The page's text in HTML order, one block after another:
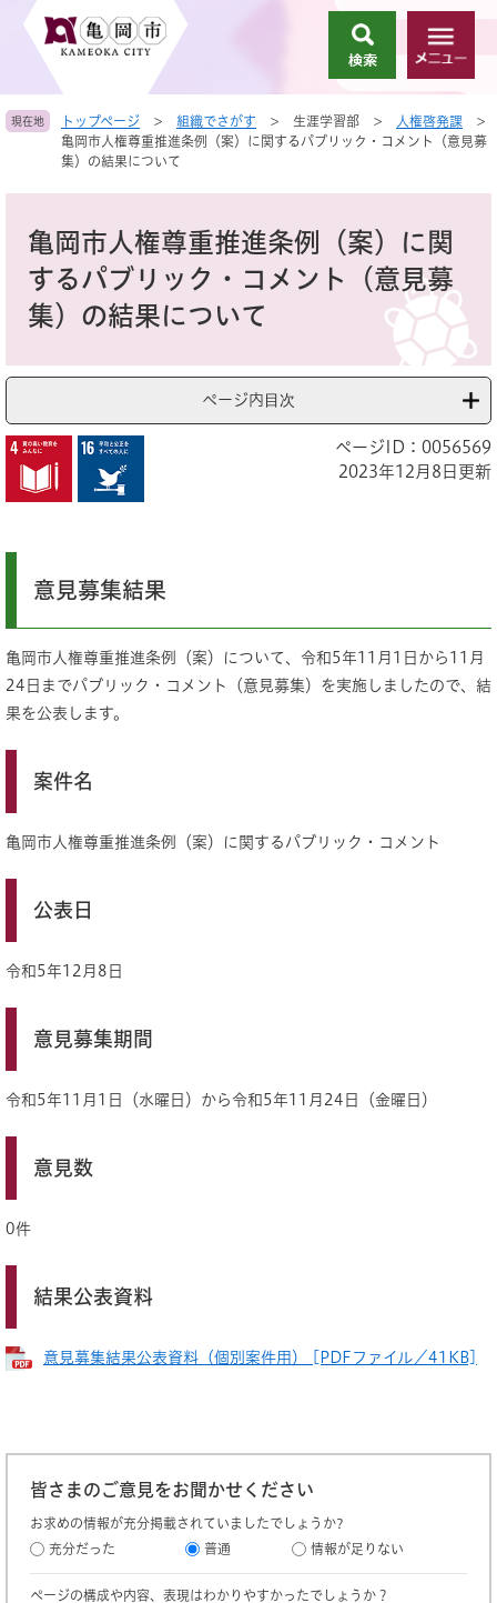
頭
。
飛
て
索
メ
ニ
ー
現在地 トップページ > 組織でさがす > 生涯学習部 > 人権啓発課
>
亀岡市人権尊重推進条例（案）に関するパブリック・コメント（意見募
集）の結果について
亀岡市人権尊重推進条例（案）に関
するパブリック・コメント（意見募
集）の結果について
ページ内目次
ページID：0056569
2023年12月8日更新
意見募集結果
亀岡市人権尊重推進条例（案）について、令和5年11月1日から11月
24日までパブリック・コメント（意見募集）を実施しましたので、結
果を公表します。
案件名
亀岡市人権尊重推進条例（案）に関するパブリック・コメント
公表日
令和5年12月8日
意見募集期間
令和5年11月1日（水曜日）から令和5年11月24日（金曜日）
意見数
0件
結果公表資料
意見募集結果公表資料（個別案件用） [PDFファイル／41KB]
皆さまのご意見をお聞かせください
お求めの情報が充分掲載されていましたでしょうか?
充分だった
普通 情報が足りない
ページの構成や内容、表現はわかりやすかったでしょうか？